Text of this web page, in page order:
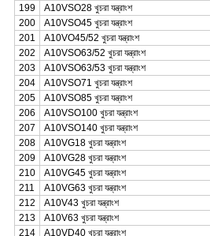
199
A10VSO28 খুচরা যন্ত্রাংশ
200
A10VSO45 খুচরা যন্ত্রাংশ
201
A10VO45/52 খুচরা যন্ত্রাংশ
202
A10VSO63/52 খুচরা যন্ত্রাংশ
203
A10VSO63/53 খুচরা যন্ত্রাংশ
204
A10VSO71 খুচরা যন্ত্রাংশ
205
A10VSO85 খুচরা যন্ত্রাংশ
206
A10VSO100 খুচরা যন্ত্রাংশ
207
A10VSO140 খুচরা যন্ত্রাংশ
208
A10VG18 খুচরা যন্ত্রাংশ
209
A10VG28 খুচরা যন্ত্রাংশ
210
A10VG45 খুচরা যন্ত্রাংশ
211
A10VG63 খুচরা যন্ত্রাংশ
212
A10V43 খুচরা যন্ত্রাংশ
213
A10V63 খুচরা যন্ত্রাংশ
214
A10VD40 খুচরা যন্ত্রাংশ